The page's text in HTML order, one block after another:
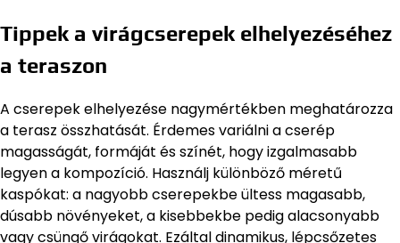
Tippek a virágcserepek elhelyezéséhez
a teraszon
A cserepek elhelyezése nagymértékben meghatározza
a terasz összhatását. Érdemes variálni a cserép
magasságát, formáját és színét, hogy izgalmasabb
legyen a kompozíció. Használj különböző méretű
kaspókat: a nagyobb cserepekbe ültess magasabb,
dúsabb növényeket, a kisebbekbe pedig alacsonyabb
vagy csüngő virágokat. Ezáltal dinamikus, lépcsőzetes